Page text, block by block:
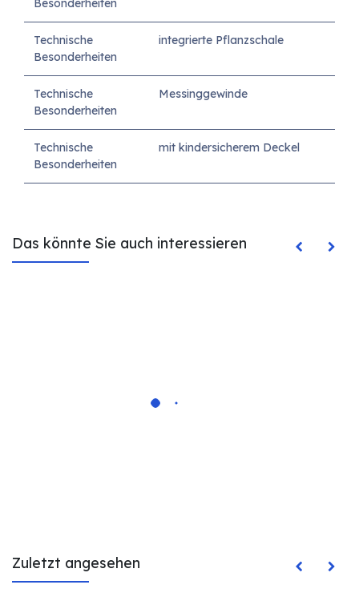
Technische
Besonderheiten
integrierte Pflanzschale
Technische
Besonderheiten
Messinggewinde
Technische
Besonderheiten
mit kindersicherem Deckel
Das könnte Sie auch interessieren
Zuletzt angesehen